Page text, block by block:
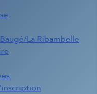
La Ribambelle